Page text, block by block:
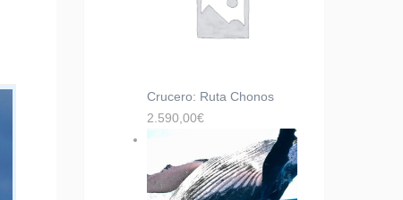
Crucero: Ruta Chonos
2.590,00€